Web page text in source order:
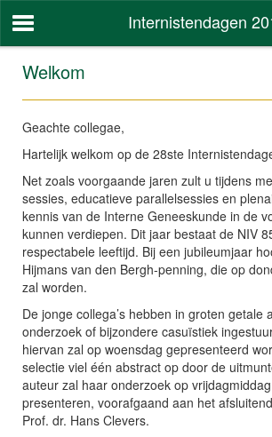
Internistendagen
Welkom
Geachte collegae,
Hartelijk welkom op de 28ste
Net zoals voorgaande jaren zult u tijdens
sessies, educatieve parallelsessies en
kennis van de Interne Geneeskunde in de
kunnen verdiepen. Dit jaar bestaat de NIV
respectabele leeftijd. Bij een jubileumjaar
Hijmans van den Bergh-penning, die op
zal worden.
De jonge collega’s hebben in groten getale
onderzoek of bijzondere casuïstiek
hiervan zal op woensdag gepresenteerd
selectie viel één abstract op door de
auteur zal haar onderzoek op
presenteren, voorafgaand aan het
Prof. dr. Hans Clevers.